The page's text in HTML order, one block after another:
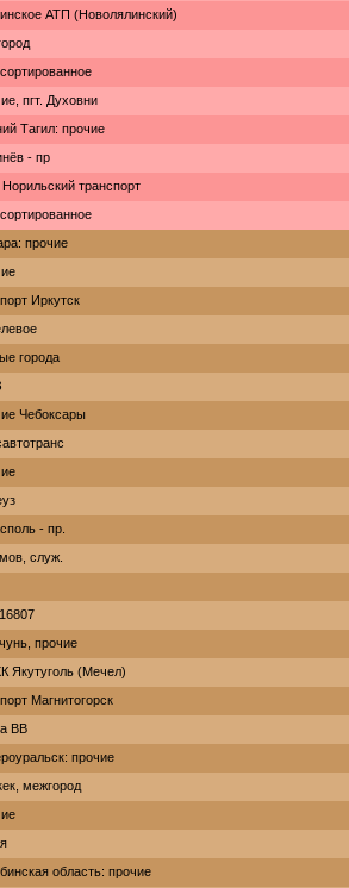
АТП (Новолялинский)
пгт. Духовни
Тагил: прочие
- пр
транспорт
прочие
Иркутск
города
Чебоксары
- пр.
служ.
прочие
Якутуголь (Мечел)
Магнитогорск
BB
прочие
межгород
область: прочие